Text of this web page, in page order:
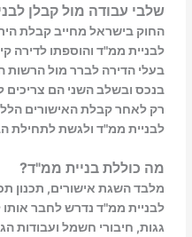
שלבי עבודה מול קבלן
החוק בישראל מחייב קבלת
לבניית ממ"ד והוספתו לדירה
בעלי הדירה לברר מול הרשות
בנכס ובשלב השני הם צריכים
רק לאחר קבלת האישורים
לבניית ממ"ד ולגשת לתחילת
מה כוללת בניית ממ"ד?
מלבד השגת אישורים, תכנון
לבניית ממ"ד נדרש לחבר אותו
גגות, חיבורי חשמל ועבודות